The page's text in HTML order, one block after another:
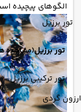
تور برزیل
تور برزیل(مشاهده
تور ترکیبی برزیل
ارزون گردی
الگوهای پیچیده